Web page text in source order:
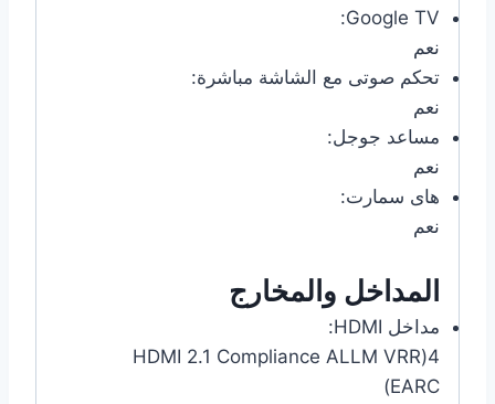
Google TV:
نعم
تحكم صوتى مع الشاشة مباشرة:
نعم
مساعد جوجل:
نعم
هاى سمارت:
نعم
المداخل والمخارج
مداخل HDMI:
4(HDMI 2.1 Compliance ALLM VRR
EARC)